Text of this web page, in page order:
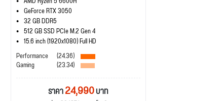
GeForce RTX 3050
32 GB DDR5
512 GB SSD PCIe M.2 Gen 4
15.6 inch (1920x1080) Full HD
Performance
(24.36)
Gaming (23.34)
ราคา24,990บาท